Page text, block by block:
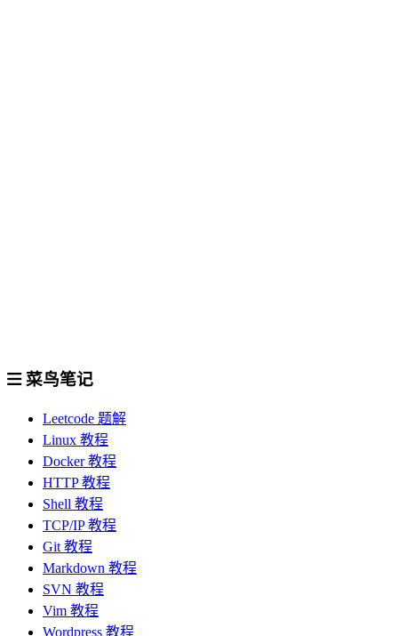
菜鸟笔记
Leetcode 题解
Linux 教程
Docker 教程
HTTP 教程
Shell 教程
TCP/IP 教程
Git 教程
Markdown 教程
SVN 教程
Vim 教程
Wordpress 教程